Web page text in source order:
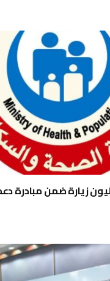
الصحة: ٧١ مليون زيارة ضمن